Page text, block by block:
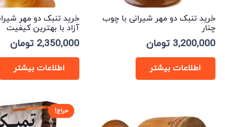
خرید تنبک دو مهر شیرانی با چوب
چنار
3,200,000 تومان
اطلاعات بیشتر
خرید تنبک دو مهر
آزاد با بهترین کیفیت
2,350,000 تومان
اطلاعات بیشتر
حراج!